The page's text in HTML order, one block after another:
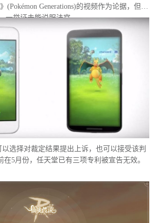
(Pokémon Generations)的视频作为论据，但这
一举证未能说服法官。
以选择对裁定结果提出上诉，也可以接受该判
在5月份，任天堂已有三项专利被宣告无效。